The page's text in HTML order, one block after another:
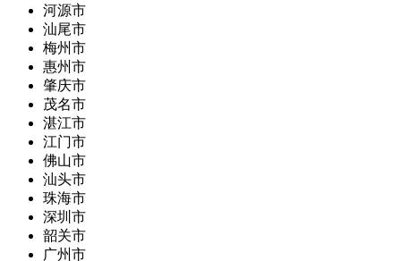
河源市
汕尾市
梅州市
惠州市
肇庆市
茂名市
湛江市
江门市
佛山市
汕头市
珠海市
深圳市
韶关市
广州市